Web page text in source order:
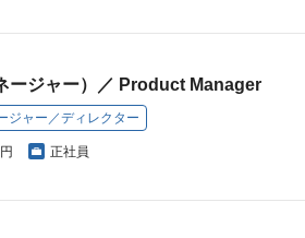
ージャー）／ Product Manager
ジャー／ディレクター
正社員